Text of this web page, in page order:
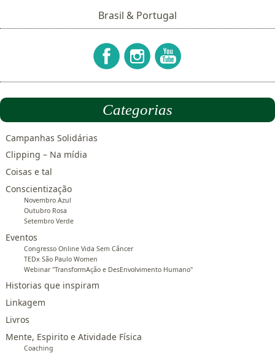
Brasil & Portugal
Categorias
Campanhas Solidárias
Clipping – Na mídia
Coisas e tal
Conscientização
Novembro Azul
Outubro Rosa
Setembro Verde
Eventos
Congresso Online Vida Sem Câncer
TEDx São Paulo Women
Webinar "TransformAção e DesEnvolvimento Humano"
Historias que inspiram
Linkagem
Livros
Mente, Espirito e Atividade Física
Coaching